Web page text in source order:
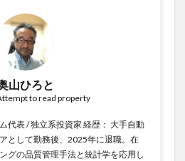
山ひろと
to read property
代表 / 独立系投資家 経歴： 大手自動
として勤務後、2025年に退職。在
グの品質管理手法と統計学を応用し